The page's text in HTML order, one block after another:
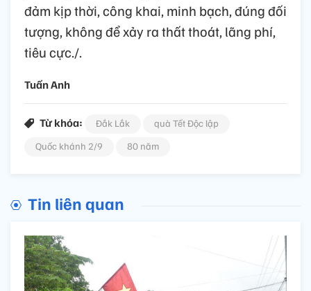
đảm kịp thời, công khai, minh bạch, đúng đối
tượng, không để xảy ra thất thoát, lãng phí,
tiêu cực./.
Tuấn Anh
Từ khóa: Đắk Lắk
quà Tết Độc lập
Quốc khánh 2/9
80 năm
Tin liên quan